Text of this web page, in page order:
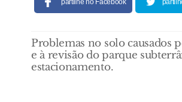
Problemas no solo causados
e à revisão do parque
estacionamento.